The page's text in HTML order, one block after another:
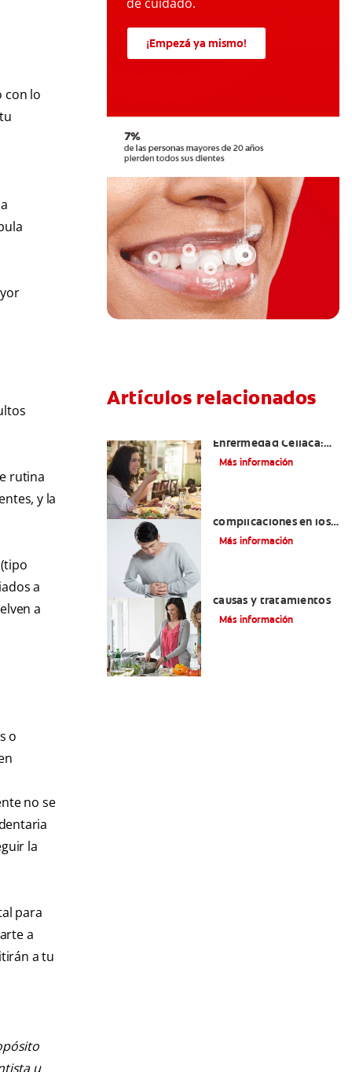
con lo
rutina
y la
a
a
o
no se
la
para
a
a tu
u
¡Empezá ya mismo!
Artículos relacionados
Enfermedad Celíaca:
Cómo Reconocerlas Y
Más información
complicaciones en los
dientes | Cuidado bucal
Más información
causas y tratamientos
Más información